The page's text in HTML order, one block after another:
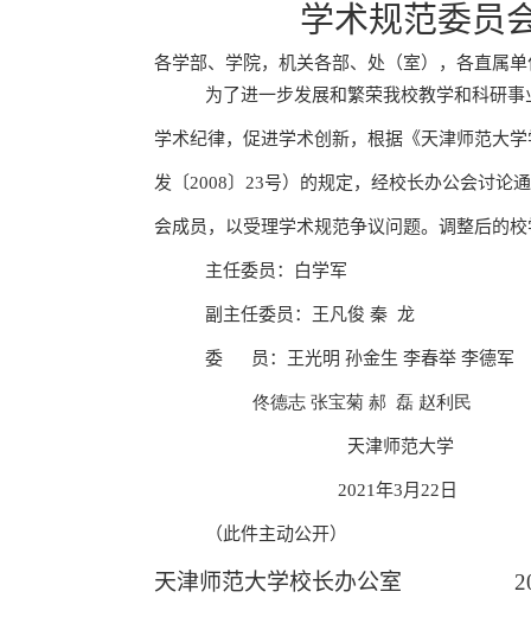
学术规范委员
各学部、学院，机关各部、处（室），各直属
为了进一步发展和繁荣我校教学和科研
学术纪律，促进学术创新，根据《天津师范大
发〔 2008 23号）的规定，经校长办公会讨论
会成员，以受理学术规范争议问题。调整后的
主任委员：白学军
副主任委员：王凡俊 秦 龙
委 员：王光明 孙金生 李春举 李德军
佟德志 张宝菊 郝 磊 赵利民
天津师范大学
2021年3月 22 日
（此件主动公开）
天津师范大学校长办公室